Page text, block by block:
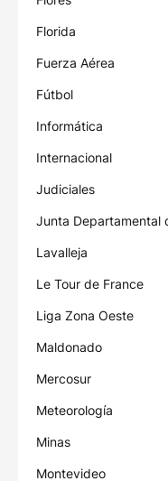
Florida
Fuerza Aérea
Fútbol
Informática
Internacional
Judiciales
Junta Departamental
Lavalleja
Le Tour de France
Liga Zona Oeste
Maldonado
Mercosur
Meteorología
Minas
Montevideo